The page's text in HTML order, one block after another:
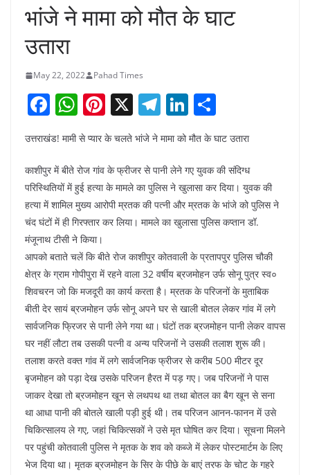
भांजे ने मामा को मौत के घाट
उतारा
May 22, 2022 Pahad Times
F
a
c
e
b
o
o
k
W
h
at
s
A
p
p
Pi
nt
er
e
st
X T
e
gr
a
m
Li
n
k
e
dI
n
ar
e
उत्तराखंड! मामी से प्यार के चलते भांजे ने मामा को मौत के घाट उतारा
काशीपुर में बीते रोज गांव के फ्रीजर से पानी लेने गए युवक की संदिग्ध
परिस्थितियों में हुई हत्या के मामले का पुलिस ने खुलासा कर दिया। युवक की
हत्या में शामिल मुख्य आरोपी म्रतक की पत्नी और म्रतक के भांजे को पुलिस ने
चंद घंटों में ही गिरफ्तार कर लिया। मामले का खुलासा पुलिस कप्तान डॉ.
मंजूनाथ टीसी ने किया।
आपको बताते चलें कि बीते रोज काशीपुर कोतवाली के प्रतापपुर पुलिस चौकी
क्षेत्र के ग्राम गोपीपुरा में रहने वाला 32 वर्षीय ब्रजमोहन उर्फ सोनू पुत्र स्व०
शिवचरन जो कि मजदूरी का कार्य करता है। म्रतक के परिजनों के मुताबिक
बीती देर सायं ब्रजमोहन उर्फ सोनू अपने घर से खाली बोतल लेकर गांव में लगे
सार्वजनिक फ्रिजर से पानी लेने गया था। घंटों तक ब्रजमोहन पानी लेकर वापस
घर नहीं लौटा तब उसकी पत्नी व अन्य परिजनों ने उसकी तलाश शुरू की।
तलाश करते वक्त गांव में लगे सार्वजनिक फ्रीजर से करीब 500 मीटर दूर
बृजमोहन को पड़ा देख उसके परिजन हैरत में पड़ गए। जब परिजनों ने पास
जाकर देखा तो ब्रजमोहन खून से लथपथ था तथा बोतल का बैग खून से सना
था आधा पानी की बोतले खाली पड़ी हुई थी। तब परिजन आनन-फानन में उसे
चिकित्सालय ले गए, जहां चिकित्सकों ने उसे मृत घोषित कर दिया। सूचना मिलने
पर पहुंची कोतवाली पुलिस ने मृतक के शव को कब्जे में लेकर पोस्टमार्टम के लिए
भेज दिया था। मृतक ब्रजमोहन के सिर के पीछे के बाएं तरफ के चोट के गहरे